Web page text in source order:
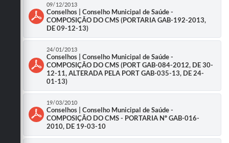
Enquete
Links
Telefones Úteis
Contato
Secretarias
09/12/2013
Conselhos | Conselho Municipal de Saúde -
COMPOSIÇÃO DO CMS (PORTARIA GAB-192-2013,
DE 09-12-13)
24/01/2013
Conselhos | Conselho Municipal de Saúde -
COMPOSIÇÃO DO CMS (PORT GAB-084-2012, DE 30-
12-11, ALTERADA PELA PORT GAB-035-13, DE 24-
01-13)
19/03/2010
Conselhos | Conselho Municipal de Saúde -
COMPOSIÇÃO DO CMS - PORTARIA Nº GAB-016-
2010, DE 19-03-10